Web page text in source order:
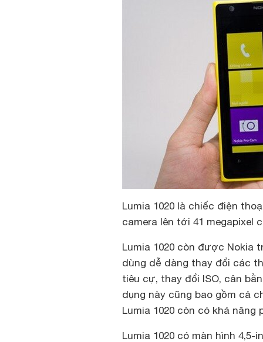
Lumia 1020 là chiếc điện
camera lên tới 41 megapixel
Lumia 1020 còn được Nokia
dùng dễ dàng thay đổi các
tiêu cự, thay đổi ISO, cân
dụng này cũng bao gồm cả
Lumia 1020 còn có khả năng
Lumia 1020 có màn hình